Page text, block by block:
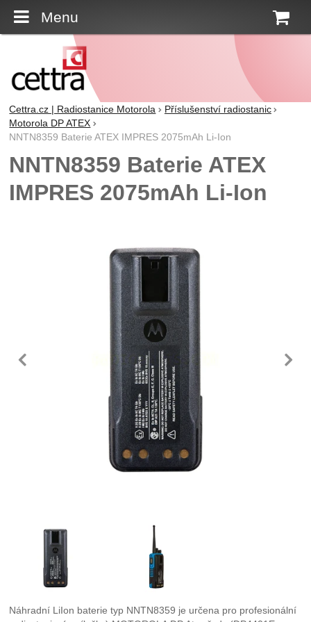
Menu
Cettra.cz | Radiostanice Motorola
Příslušenství radiostanic
Motorola DP ATEX
NNTN8359 Baterie ATEX IMPRES 2075mAh Li-Ion
NNTN8359 Baterie ATEX
IMPRES 2075mAh Li-Ion
předchozí
Fotografie
Náhradní LiIon baterie typ NNTN8359 je určena pro profesionální